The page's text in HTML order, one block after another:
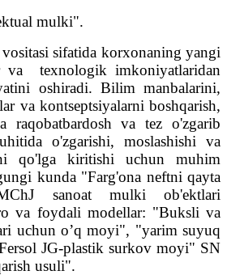
mulki".
sifatida korxonaning yangi
va texnologik imkoniyatlaridan
oshiradi. Bilim manbalarini,
va kontseptsiyalarni boshqarish,
raqobatbardosh va tez o'zgarib
o'zgarishi, moslashishi va
qo'lga kiritishi uchun muhim
kunda "Farg'ona neftni qayta
sanoat mulki ob'ektlari
va foydali modellar: "Buksli va
uchun o’q moyi", "yarim suyuq
JG-plastik surkov moyi" SN
usuli".